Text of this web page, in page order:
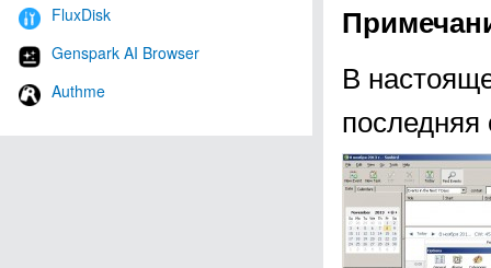
FluxDisk
Genspark AI Browser
Authme
В